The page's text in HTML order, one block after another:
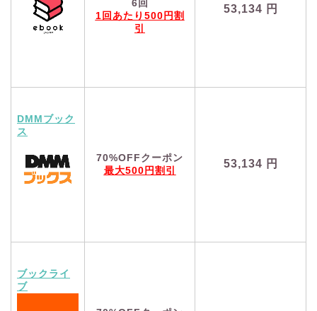
6回
1回あたり500円割
引
53,134 円
DMMブック
ス
70%OFFクーポン
最大500円割引
53,134 円
ブックライ
ブ